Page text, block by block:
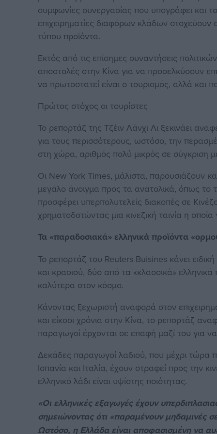
συμφωνίες συνεργασίας που υπογράφει και
επιχειρηματίες διαφόρων κλάδων
τύπου προϊόντα.
Εκτός από τις επίσημες συναντήσεις
αποστολές στην Κίνα για να προσελκύσουν
να πρωτοστατεί είναι ο τουρισμός, αλλά και
Πρώτος στόχος οι τουρίστες
Το ρεπορτάζ της Τζέιν Λάνχι Λι ξεκινάει
για τους περισσότερους, ωστόσο, την
στη χώρα, αριθμός πολύ μικρός σε σύγκριση
Οι New York Times, μάλιστα, παρουσιάζουν
μεγάλο άνοιγμα προς τα ανατολικά, όπως το
προσφέρει υπερπολυτελείς διακοπές σε
χρηματοδοτώντας μια κινεζική ταινία η
Τα «παραδοσιακά» ελληνικά προϊόντα
Το ρεπορτάζ του Reuters Buisines κάνει
και κρασιού, δύο από τα «κλασσικά»
καλύτερα στον κόσμο.
Κάνοντας ξεχωριστή αναφορά στον
και είκοσι χρόνια στην Κίνα, το ρεπορτάζ
παραγωγοί έρχονται σε επαφή μαζί του για
Δεκάδες παραγωγοί λαδιού, που μέχρι τώρα
Ισπανία και Ιταλία, έχουν στραφεί προς την
ελληνικό λάδι είναι υψίστης ποιότητας.
«Οι ελληνικές εξαγωγές έχουν
σημειώνοντας ότι «παραμένουν μηδαμινές
Ωστόσο, η Ελλάδα είναι αποφασισμένη να